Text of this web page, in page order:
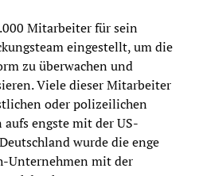
Mitarbeiter für sein
eingestellt, um die
zu überwachen und
Viele dieser Mitarbeiter
oder polizeilichen
engste mit der US-
wurde die enge
Unternehmen mit der